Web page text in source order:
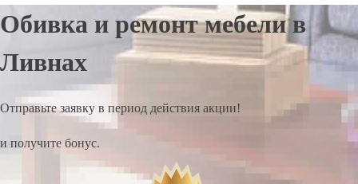
Обивка и ремонт мебели в
Ливнах
Отправьте заявку в период действия акции!
и получите бонус.